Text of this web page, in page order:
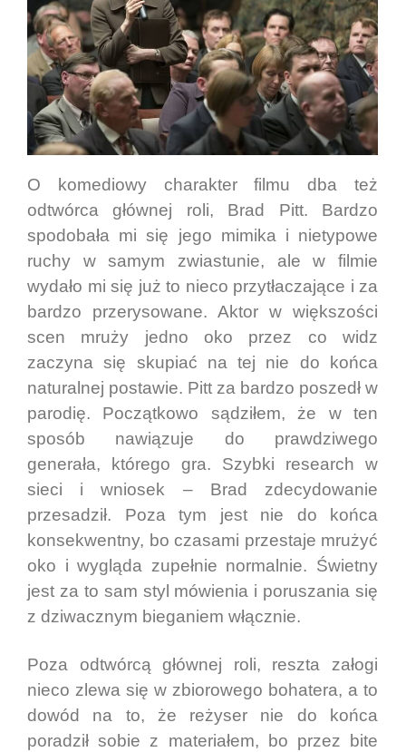
O komediowy charakter filmu dba też
odtwórca głównej roli, Brad Pitt. Bardzo
spodobała mi się jego mimika i nietypowe
ruchy w samym zwiastunie, ale w filmie
wydało mi się już to nieco przytłaczające i za
bardzo przerysowane. Aktor w większości
scen mruży jedno oko przez co widz
zaczyna się skupiać na tej nie do końca
naturalnej postawie. Pitt za bardzo poszedł w
parodię. Początkowo sądziłem, że w ten
sposób nawiązuje do prawdziwego
generała, którego gra. Szybki research w
sieci i wniosek – Brad zdecydowanie
przesadził. Poza tym jest nie do końca
konsekwentny, bo czasami przestaje mrużyć
oko i wygląda zupełnie normalnie. Świetny
jest za to sam styl mówienia i poruszania się
z dziwacznym bieganiem włącznie.
Poza odtwórcą głównej roli, reszta załogi
nieco zlewa się w zbiorowego bohatera, a to
dowód na to, że reżyser nie do końca
poradził sobie z materiałem, bo przez bite